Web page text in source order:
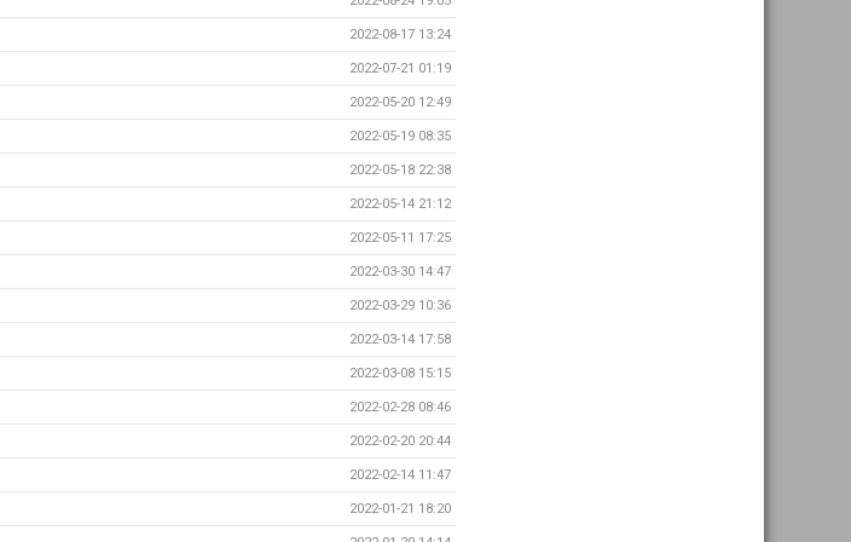
2022-08-17 13:24
2022-07-21 01:19
2022-05-20 12:49
2022-05-19 08:35
2022-05-18 22:38
2022-05-14 21:12
2022-05-11 17:25
2022-03-30 14:47
2022-03-29 10:36
2022-03-14 17:58
2022-03-08 15:15
2022-02-28 08:46
2022-02-20 20:44
2022-02-14 11:47
2022-01-21 18:20